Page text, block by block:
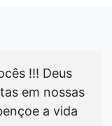
!!! Deus
em nossas
a vida